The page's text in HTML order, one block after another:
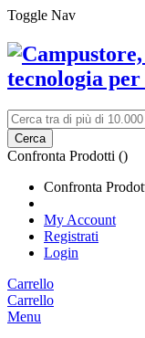
Toggle Nav
Cerca
Confronta Prodotti ()
Confronta
My Account
Registrati
Login
Carrello
Carrello
Menu